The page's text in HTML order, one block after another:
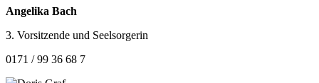
Angelika Bach
3. Vorsitzende und Seelsorgerin
0171 / 99 36 68 7